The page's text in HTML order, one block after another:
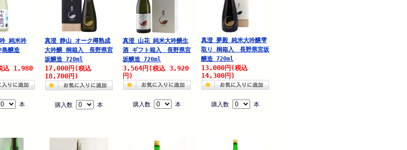
純米吟
醸造
込 1,980
本
真澄 静山 オーク樽熟成
大吟醸 桐箱入 長野県宮
坂醸造 720ml
17,000円 (税込
18,700円)
購入数 本
真澄 山花 純米大吟醸生
酒 ギフト箱入 長野県宮
坂醸造 720ml
3,564円 (税込 3,920
円)
購入数 本
真澄 夢殿 純米大吟醸雫
取り 桐箱入 長野県宮坂
醸造 720ml
13,000円 (税込
14,300円)
購入数 本